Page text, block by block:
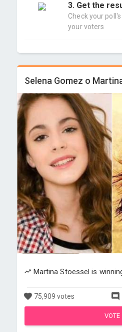
3. Get the
Check your
your voters
Selena Gomez o
Martina Stoessel is
75,909 votes
VOTE